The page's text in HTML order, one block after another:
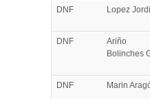
DNF
Lopez Jordi
DNF
Ariño
Bolinches
DNF
Marin